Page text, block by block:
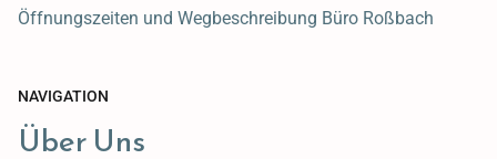
Öffnungszeiten und Wegbeschreibung Büro Roßbach
NAVIGATION
Über Uns